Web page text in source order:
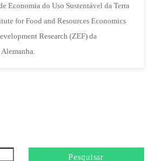
Economia do Uso Sustentável da Terra
for Food and Resources Economics
Research (ZEF) da
Pesquisar